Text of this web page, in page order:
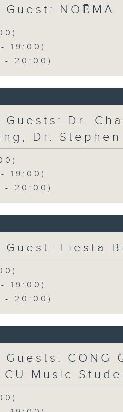
NOĒMA
- 19:00)
- 20:00)
Guests: Dr.
Dr. Stephen
- 19:00)
- 20:00)
Guest: Fiesta
- 19:00)
- 20:00)
CONG
Music